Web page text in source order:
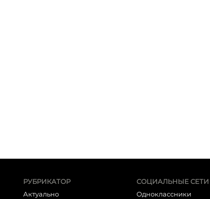
РУБРИКАТОР
Актуально
СОЦИАЛЬНЫЕ СЕТИ
Одноклассники